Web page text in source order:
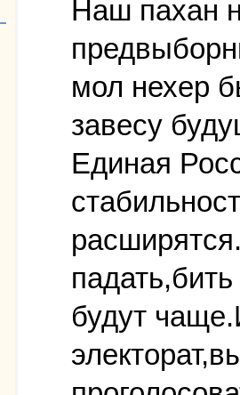
Наш пахан
мол нехер
завесу
Единая
будут